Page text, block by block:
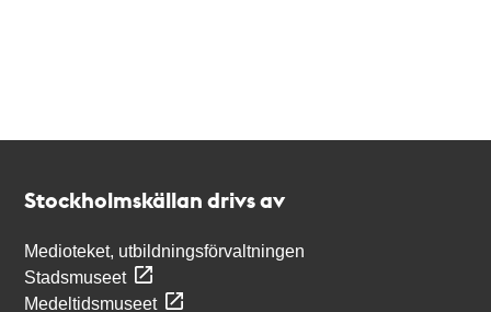
Stockholmskällan drivs av
Medioteket, utbildningsförvaltningen
Stadsmuseet
Medeltidsmuseet